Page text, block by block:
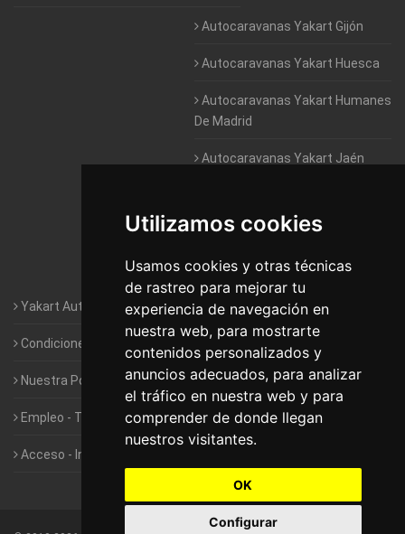
Utilizamos cookies
Usamos cookies y otras técnicas
de rastreo para mejorar tu
experiencia de navegación en
nuestra web, para mostrarte
contenidos personalizados y
anuncios adecuados, para analizar
el tráfico en nuestra web y para
comprender de donde llegan
nuestros visitantes.
OK
Configurar
Autocaravanas Yakart Gijón
Autocaravanas Yakart Huesca
Autocaravanas Yakart Humanes
De Madrid
Autocaravanas Yakart Jaén
Autocaravanas Yakart Valencia
Autocaravanas Yakart Vitoria
Yakart Autocaravanas · La empresa
Condiciones de Alquiler de Yakart
Nuestra Política de Privacidad
Empleo - Trabaja con nosotros
Acceso - Intranet de Franquiciados